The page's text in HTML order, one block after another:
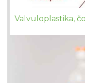
Valvuloplastika,